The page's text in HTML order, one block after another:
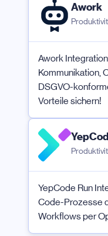
Awork
Awork
Kommunikation,
DSGVO-
Vorteile sichern!
YepCode Run
Code-Prozesse
Workflows per